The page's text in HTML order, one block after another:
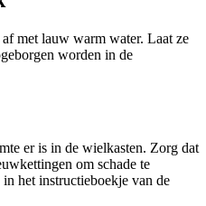
met lauw warm water. Laat ze
worden in de
er is in de wielkasten. Zorg dat
om schade te
het instructieboekje van de